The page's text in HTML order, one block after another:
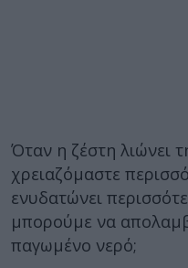
Όταν η ζέστη λιώνει
χρειαζόμαστε
ενυδατώνει
μπορούμε να
παγωμένο νερό;